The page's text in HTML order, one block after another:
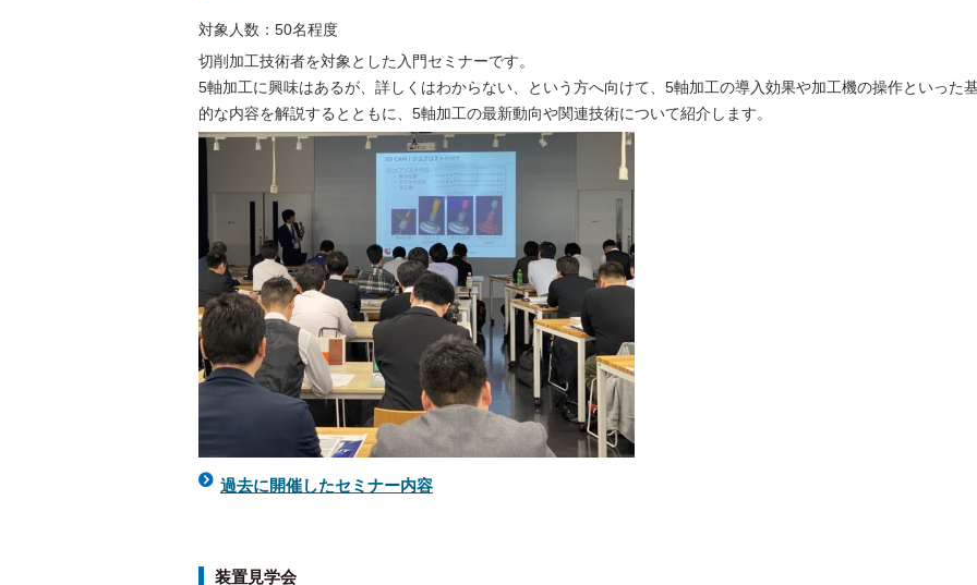
対象人数：50名程度
切削加工技術者を対象とした入門セミナーです。
5軸加工に興味はあるが、詳しくはわからない、という方へ向けて、5軸加工の導入効果や加工機の操作といった
的な内容を解説するとともに、5軸加工の最新動向や関連技術について紹介します。
過去に開催したセミナー内容
装置見学会